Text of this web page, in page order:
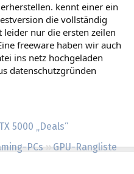
5000 „Deals“
PCs
GPU-Rangliste
kennt einer ein
die vollständig
nur die ersten zeilen
freeware haben wir auch
ins netz hochgeladen
datenschutzgründen